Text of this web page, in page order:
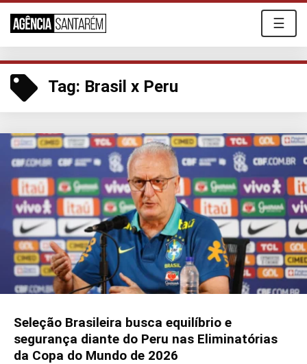
☰
Tag: Brasil x Peru
Seleção Brasileira busca equilíbrio e
segurança diante do Peru nas Eliminatórias
da Copa do Mundo de 2026